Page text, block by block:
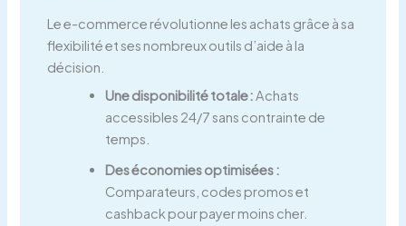
Le e-commerce révolutionne les achats grâce à sa
flexibilité et ses nombreux outils d’aide à la
décision.
Une disponibilité totale :Achats
accessibles 24/7 sans contrainte de
temps.
Des économies optimisées :
Comparateurs, codes promos et
cashback pour payer moins cher.